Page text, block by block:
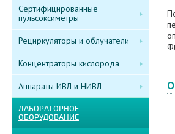
Сертифицированные
пульсоксиметры
Рециркуляторы и облучатели
Концентраторы кислорода
Аппараты ИВЛ и НИВЛ
ЛАБОРАТОРНОЕ
ОБОРУДОВАНИЕ